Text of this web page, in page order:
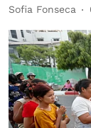
Sofia Fonseca